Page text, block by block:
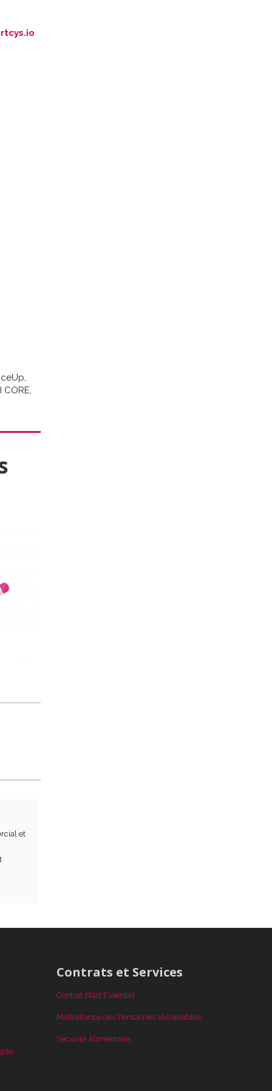
CORE,
et
Contrats et Services
Contrat Start Essentiel
Maltraitance des Personnes Vulnérables
Sécurité Alimentaire